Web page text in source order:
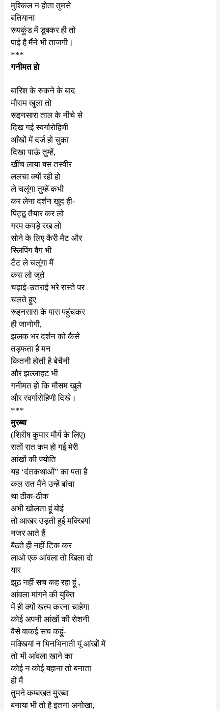
मुश्किल न होता तुमसे
बतियाना
रूपकुंड में डूबकर ही तो
पाई है मैंने भी ताजगी।
***
गनीमत हो
बारिश के रुकने के बाद
मौसम खुला तो
रूइनसारा ताल के नीचे से
दिख गई स्वर्गारोहिणी
आँखों में दर्ज हो चुका
दिखा पाऊं तुम्हें,
खींच लाया बस तस्वीर
ललचा क्यों रही हो
ले चलूंगा तुम्हें कभी
कर लेना दर्शन खुद ही-
पिट्ठू तैयार कर लो
गरम कपड़े रख लो
सोने के लिए कैरी मैट और
स्लिपिंग बैग भी
टैंट ले चलूंगा मैं
कस लो जूते
चढ़ाई-उतराई भरे रास्ते पर
चलते हुए
रूइनसारा के पास पहुंचकर
ही जानोगी,
झलक भर दर्शन को कैसे
तड़फता है मन
कितनी होती है बेचैनी
और झल्लाहट भी
गनीमत हो कि मौसम खुले
और स्वर्गारोहिणी दिखे।
***
मुरब्बा
(शिरीष कुमार मौर्य के लिए)
रातों रात कम हो गई मेरी
आंखों की ज्योति
यह ‘दंतकथाओं” का पता है
कल रात मैंने उन्हें बांचा
था ठीक-ठीक
अभी खोलता हूं बोई
तो आखर उड़ती हुई मक्खियां
नजर आते हैं
बैठते ही नहीं टिक कर
लाओ एक आंवला तो खिला दो
यार
झूठ नहीं सच कह रहा हूं ,
आंवला मांगने की युक्ति
में ही क्यों खत्म करना चाहेगा
कोई अपनी आंखों की रोशनी
वैसे वाकई सच कहूं-
मक्खियां न भिनभिनाती यूं आंखों में
तो भी आंवला खाने का
कोई न कोई बहाना तो बनाता
ही मैं
तुमने कम्बखत मुरब्बा
बनाया भी तो है इतना अनोखा,